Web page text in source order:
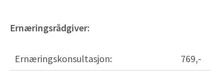
Ernæringsrådgiver:
Ernæringskonsultasjon: 769,-